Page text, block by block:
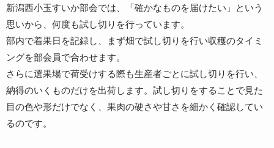
新潟西小玉すいか部会では、「確かなものを届けたい」という
思いから、何度も試し切りを行っています。
部内で着果日を記録し、まず畑で試し切りを行い収穫のタイミ
ングを部会員で合わせます。
さらに選果場で荷受けする際も生産者ごとに試し切りを行い、
納得のいくものだけを出荷します。試し切りをすることで見た
目の色や形だけでなく、果肉の硬さや甘さを細かく確認してい
るのです。